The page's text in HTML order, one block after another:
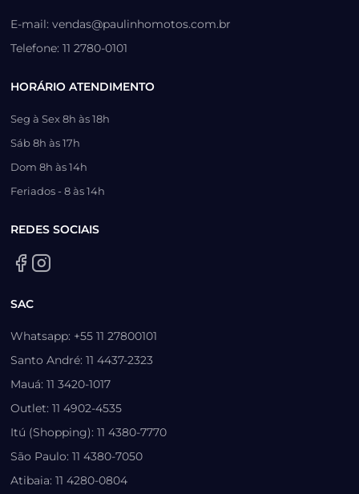
E-mail: vendas@paulinhomotos.com.br
Telefone: 11 2780-0101
HORÁRIO ATENDIMENTO
Seg à Sex 8h às 18h
Sáb 8h às 17h
Dom 8h às 14h
Feriados - 8 às 14h
REDES SOCIAIS
SAC
Whatsapp: +55 11 27800101
Santo André: 11 4437-2323
Mauá: 11 3420-1017
Outlet: 11 4902-4535
Itú (Shopping): 11 4380-7770
São Paulo: 11 4380-7050
Atibaia: 11 4280-0804